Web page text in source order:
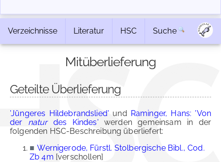
Verzeichnisse Literatur HSC Suche
Mitüberlieferung
Geteilte Überlieferung
'Jüngeres Hildebrandslied' und Raminger, Hans: 'Von
der naturdes Kindes' werden gemeinsam in der
folgenden HSC-Beschreibung überliefert:
■ Wernigerode, Fürstl. Stolbergische Bibl., Cod.
Zb 4m [verschollen]